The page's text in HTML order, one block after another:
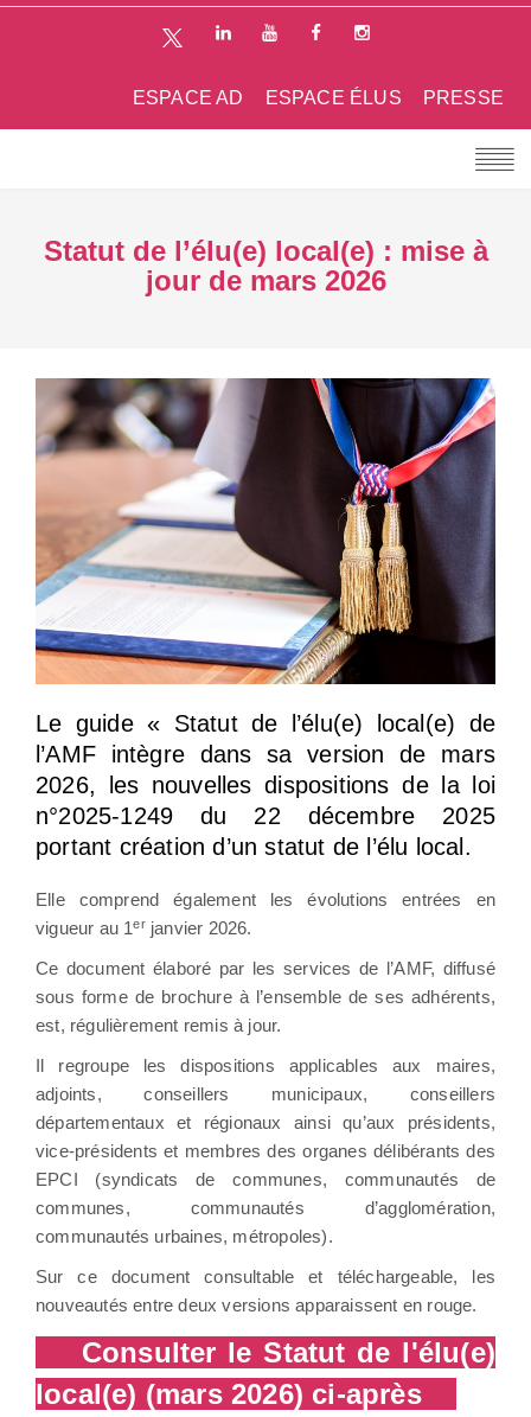
PRESSE
ESPACE ÉLUS
ESPACE AD
Statut de l’élu(e) local(e) : mise à
jour de mars 2026
Le guide « Statut de l’élu(e) local(e) de
l’AMF intègre dans sa version de mars
2026, les nouvelles dispositions de la loi
n°2025-1249 du 22 décembre 2025
portant création d’un statut de l’élu local.
Elle comprend également les évolutions entrées en
vigueur au 1erjanvier 2026.
Ce document élaboré par les services de l’AMF, diffusé
sous forme de brochure à l’ensemble de ses adhérents,
est, régulièrement remis à jour.
Il regroupe les dispositions applicables aux maires,
adjoints, conseillers municipaux, conseillers
départementaux et régionaux ainsi qu’aux présidents,
vice-présidents et membres des organes délibérants des
EPCI (syndicats de communes, communautés de
communes, communautés d’agglomération,
communautés urbaines, métropoles).
Sur ce document consultable et téléchargeable, les
nouveautés entre deux versions apparaissent en rouge.
Consulter le Statut de l'élu(e)
local(e) (mars 2026) ci-après